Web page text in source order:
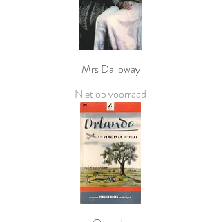
Mrs Dalloway
Niet op voorraad